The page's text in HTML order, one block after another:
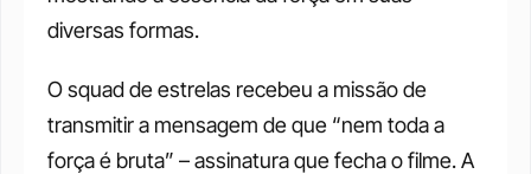
diversas formas.
O squad de estrelas recebeu a missão de
transmitir a mensagem de que “nem toda a
força é bruta” – assinatura que fecha o filme. A